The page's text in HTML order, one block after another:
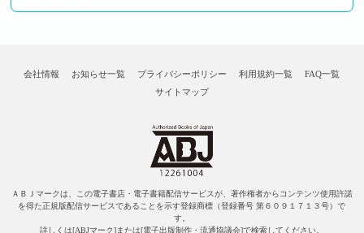
会社情報 お知らせ一覧 プライバシーポリシー 利用規約一覧
FAQ一覧
サイトマップ
ＡＢＪマークは、この電子書店・電子書籍配信サービスが、著作権者からコンテンツ使用許諾
を得た正規版配信サービスであることを示す登録商標（登録番号 第６０９１７１３号）で
す。
詳しくは[ABJマーク]または[電子出版制作・流通協議会]で検索してください。